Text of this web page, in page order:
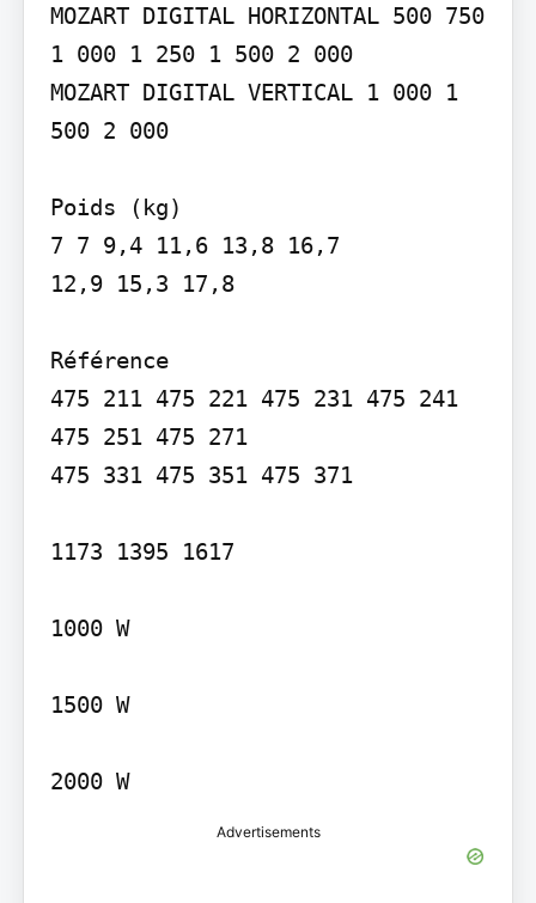
MOZART DIGITAL HORIZONTAL 500 750
1 000 1 250 1 500 2 000
MOZART DIGITAL VERTICAL 1 000 1
500 2 000
Poids (kg)
7 7 9,4 11,6 13,8 16,7
12,9 15,3 17,8
Référence
475 211 475 221 475 231 475 241
475 251 475 271
475 331 475 351 475 371
1173 1395 1617
1000 W
1500 W
2000 W
Advertisements